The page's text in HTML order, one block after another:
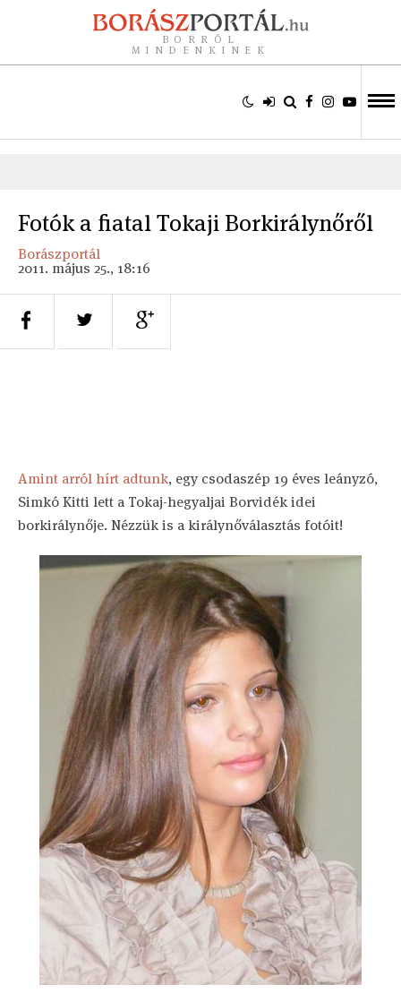
BORRÓL
MINDENKINEK
Fotók a fiatal Tokaji Borkirálynőről
Borászportál
2011. május 25., 18:16
Amint arról hírt adtunk, egy csodaszép 19 éves leányzó,
Simkó Kitti lett a Tokaj-hegyaljai Borvidék idei
borkirálynője. Nézzük is a királynőválasztás fotóit!